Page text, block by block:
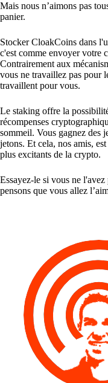
Mais nous n’aimons pas
panier.
Stocker CloakCoins dans
c'est comme envoyer votre
Contrairement aux
vous ne travaillez pas pour
travaillent pour vous.
Le staking offre la
récompenses
sommeil. Vous gagnez des
jetons. Et cela, nos amis,
plus excitants de la crypto.
Essayez-le si vous ne
pensons que vous allez